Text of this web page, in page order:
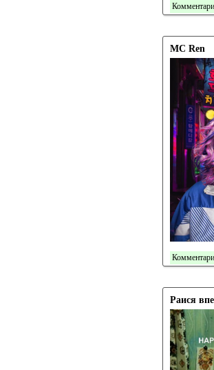
MC Ren
Раися